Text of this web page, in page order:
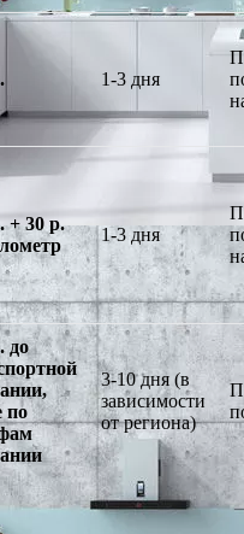
1-3 дня
+ 30 р.
1-3 дня
до
по
3-10 дня (в
зависимости
от региона)